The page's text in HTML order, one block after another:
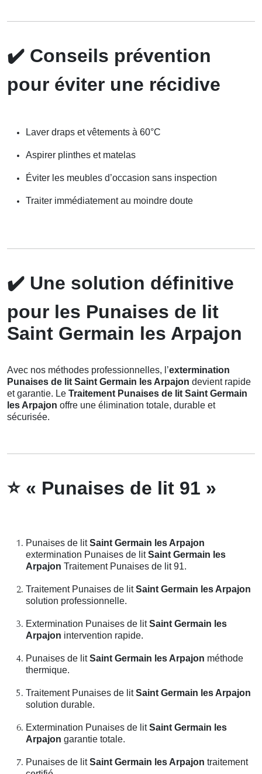
✔️ Conseils prévention
pour éviter une récidive
Laver draps et vêtements à 60°C
Aspirer plinthes et matelas
Éviter les meubles d’occasion sans inspection
Traiter immédiatement au moindre doute
✔️ Une solution définitive
pour les Punaises de lit
Saint Germain les Arpajon
Avec nos méthodes professionnelles, l’extermination
Punaises de lit Saint Germain les Arpajon devient rapide
et garantie. Le Traitement Punaises de lit Saint Germain
les Arpajon offre une élimination totale, durable et
sécurisée.
⭐« Punaises de lit 91 »
Punaises de litSaint Germain les Arpajon
extermination Punaises de litSaint Germain les
Arpajon Traitement Punaises de lit 91.
Traitement Punaises de litSaint Germain les Arpajon
solution professionnelle.
Extermination Punaises de litSaint Germain les
Arpajon intervention rapide.
Punaises de litSaint Germain les Arpajon méthode
thermique.
Traitement Punaises de litSaint Germain les Arpajon
solution durable.
Extermination Punaises de litSaint Germain les
Arpajon garantie totale.
Punaises de litSaint Germain les Arpajon traitement